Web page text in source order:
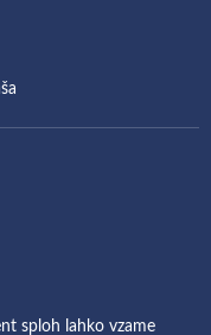
sploh lahko vzame